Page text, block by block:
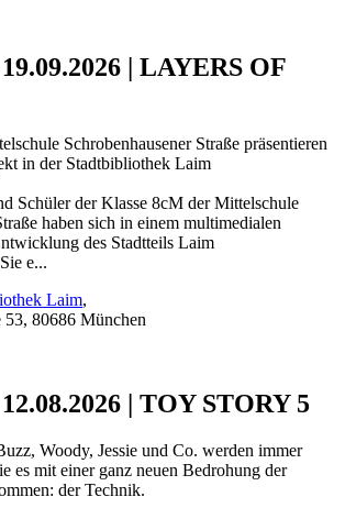
| LAYERS OF
Schrobenhausener Straße präsentieren
in der Stadtbibliothek Laim
Schüler der Klasse 8cM der Mittelschule
haben sich in einem multimedialen
des Stadtteils Laim
e...
Laim,
53, 80686 München
| TOY STORY 5
Woody, Jessie und Co. werden immer
es mit einer ganz neuen Bedrohung der
der Technik.